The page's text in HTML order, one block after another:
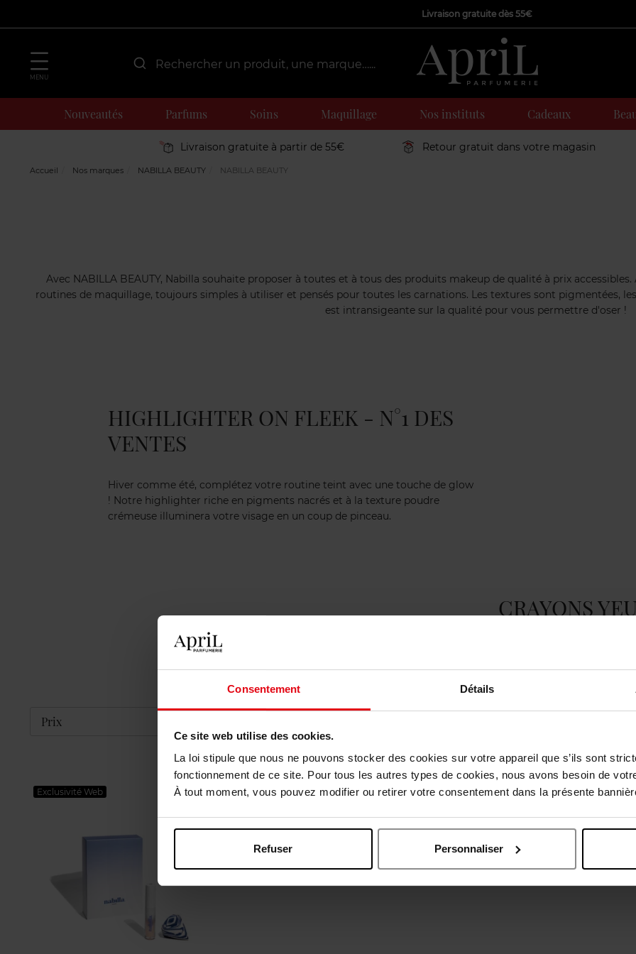
Consentement Détails
Ce site web utilise des cookies.
La loi stipule que nous ne pouvons stocker des cookies sur votre appareil que s’ils sont
fonctionnement de ce site. Pour tous les autres types de cookies, nous avons besoin de
À tout moment, vous pouvez modifier ou retirer votre consentement dans la présente
Refuser Personnaliser
Livraison gratuite dès 55€
MENU
Nouveautés Parfums Soins Maquillage Nos instituts Cadeaux
Livraison gratuite à partir de 55€ Retour gratuit dans votre magasin
Accueil Nos marques NABILLA BEAUTY NABILLA BEAUTY
Avec NABILLA BEAUTY, Nabilla souhaite proposer à toutes et à tous des produits makeup de qualité à prix
routines de maquillage, toujours simples à utiliser et pensés pour toutes les carnations. Les textures sont pigmentées,
est intransigeante sur la qualité pour vous permettre d'oser !
HIGHLIGHTER ON FLEEK - N°1 DES
VENTES
Hiver comme été, complétez votre routine teint avec une touche de glow
! Notre highlighter riche en pigments nacrés et à la texture poudre
crémeuse illuminera votre visage en un coup de pinceau.
CRAYONS
Vous en parlez sur les
développée
lèvres. Des couleurs
Prix
Exclusivité Web